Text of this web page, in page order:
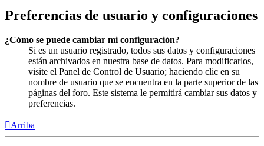
Preferencias de usuario y configuraciones
¿Cómo se puede cambiar mi configuración?
Si es un usuario registrado, todos sus datos y configuraciones
están archivados en nuestra base de datos. Para modificarlos,
visite el Panel de Control de Usuario; haciendo clic en su
nombre de usuario que se encuentra en la parte superior de las
páginas del foro. Este sistema le permitirá cambiar sus datos y
preferencias.
Arriba